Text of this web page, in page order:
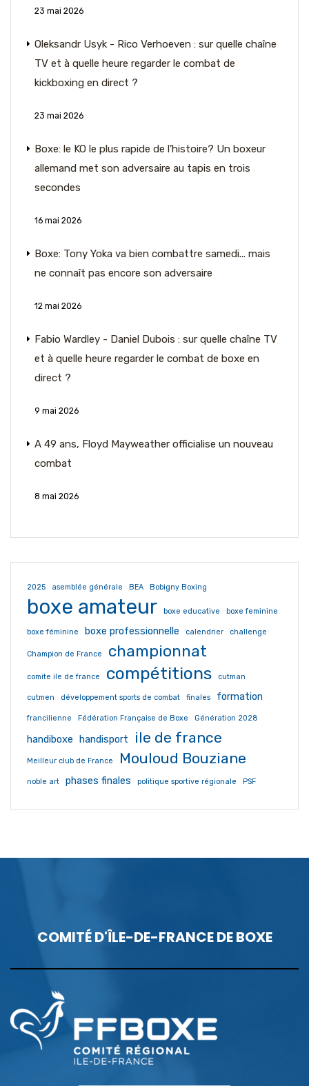
23 mai 2026
Oleksandr Usyk - Rico Verhoeven : sur quelle chaîne
TV et à quelle heure regarder le combat de
kickboxing en direct ?
23 mai 2026
Boxe: le KO le plus rapide de l’histoire? Un boxeur
allemand met son adversaire au tapis en trois
secondes
16 mai 2026
Boxe: Tony Yoka va bien combattre samedi... mais
ne connaît pas encore son adversaire
12 mai 2026
Fabio Wardley - Daniel Dubois : sur quelle chaîne TV
et à quelle heure regarder le combat de boxe en
direct ?
9 mai 2026
A 49 ans, Floyd Mayweather officialise un nouveau
combat
8 mai 2026
2025 asemblée générale BEA Bobigny Boxing
boxe amateur boxe educative boxe feminine
boxe féminine boxe professionnelle calendrier challenge
Champion de France championnat
comite ile de france compétitions cutman
cutmen développement sports de combat finales formation
francilienne Fédération Française de Boxe Génération 2028
handiboxe handisport ile de france
Meilleur club de France Mouloud Bouziane
noble art phases finales politique sportive régionale PSF
COMITÉ D'ÎLE-DE-FRANCE DE BOXE